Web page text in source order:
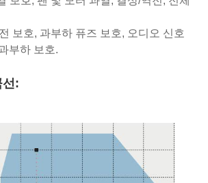
보호, 과부하 퓨즈 보호, 오디오 신호
부하 보호.
선: